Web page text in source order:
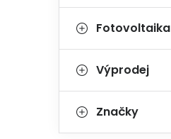
Fotovoltaika
Výprodej
Značky